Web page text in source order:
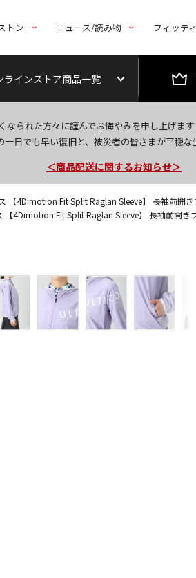
トン ニュース/読み物 フィッテ
ラインストア商品一覧
なられた方々に謹んでお悔やみを申し上げま
一日でも早い復旧と、被災者の皆さまが平穏な
＜夏季休暇中のご注文・発送・お
今なら新規会員登録で1,000円
＜商品配送に関するお知らせ＞
【4Dimotion Fit Split Raglan Sleeve】 長袖前開き
【4Dimotion Fit Split Raglan Sleeve】 長袖前開き